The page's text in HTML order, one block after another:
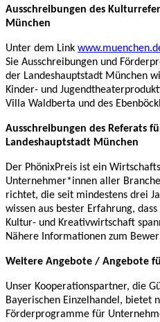
Ausschreibungen des
München
Unter dem Link
Sie Ausschreibungen und
der Landeshauptstadt München
Kinder- und
Villa Waldberta und des
Ausschreibungen des Referats
Landeshauptstadt München
Der PhönixPreis ist ein
Unternehmer*innen aller
richtet, die seit mindestens drei
wissen aus bester Erfahrung,
Kultur- und Kreativwirtschaft
Nähere Informationen zum
Weitere Angebote / Angebote
Unser Kooperationspartner, die
Bayerischen Einzelhandel, bietet
Förderprogramme für